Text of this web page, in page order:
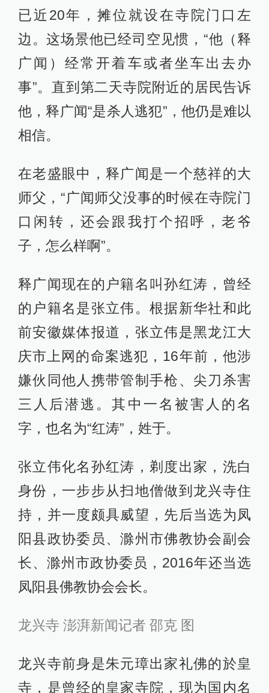
已近20年，摊位就设在寺院门口左
边。这场景他已经司空见惯，“他（释
广闻）经常开着车或者坐车出去办
事”。直到第二天寺院附近的居民告诉
他，释广闻“是杀人逃犯”，他仍是难以
相信。
在老盛眼中，释广闻是一个慈祥的大
师父，“广闻师父没事的时候在寺院门
口闲转，还会跟我打个招呼，老爷
子，怎么样啊”。
释广闻现在的户籍名叫孙红涛，曾经
的户籍名是张立伟。根据新华社和此
前安徽媒体报道，张立伟是黑龙江大
庆市上网的命案逃犯，16年前，他涉
嫌伙同他人携带管制手枪、尖刀杀害
三人后潜逃。其中一名被害人的名
字，也名为“红涛”，姓于。
张立伟化名孙红涛，剃度出家，洗白
身份，一步步从扫地僧做到龙兴寺住
持，并一度颇具威望，先后当选为凤
阳县政协委员、滁州市佛教协会副会
长、滁州市政协委员，2016年还当选
凤阳县佛教协会会长。
龙兴寺 澎湃新闻记者 邵克 图
龙兴寺前身是朱元璋出家礼佛的於皇
寺，是曾经的皇家寺院，现为国内名